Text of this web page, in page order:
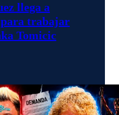
llega a
trabajar
Tomicic